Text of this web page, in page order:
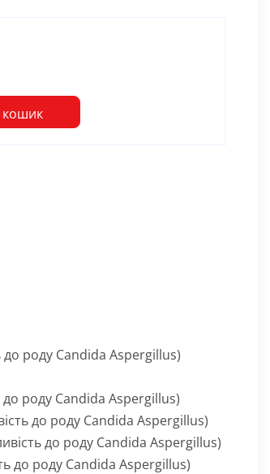
кошик
до роду Candida Aspergillus)
до роду Candida Aspergillus)
до роду Candida Aspergillus)
до роду Candida Aspergillus)
до роду Candida Aspergillus)